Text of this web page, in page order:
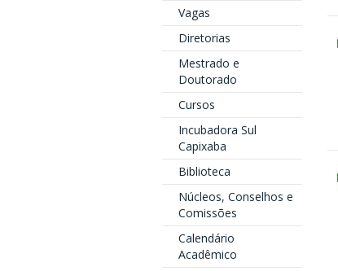
Vagas
Diretorias
Mestrado e
Doutorado
Cursos
Incubadora Sul
Capixaba
Biblioteca
Núcleos, Conselhos e
Comissões
Calendário
Acadêmico